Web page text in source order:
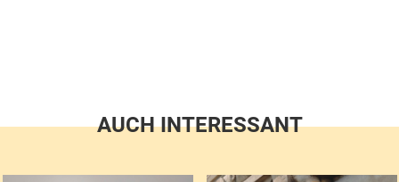
AUCH INTERESSANT